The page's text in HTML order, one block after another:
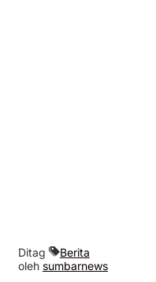
Ditag
Berita
oleh sumbarnews